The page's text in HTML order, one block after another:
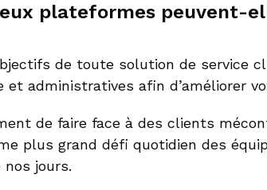
plateformes peuvent-
de toute solution de service
et administratives afin d’améliorer
de faire face à des clients
plus grand défi quotidien des
jours.